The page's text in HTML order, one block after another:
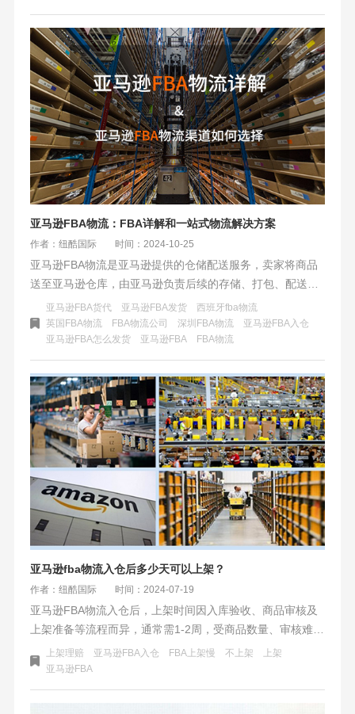
亚马逊FBA物流：FBA详解和一站式物流解决方案
作者：纽酷国际 时间：2024-10-25
亚马逊FBA物流是亚马逊提供的仓储配送服务，卖家将商品
送至亚马逊仓库，由亚马逊负责后续的存储、打包、配送、
客服及退货处理，极大提升了物流效率与客户体验。选择亚
马逊FBA物流渠道时，需要根据货物的特性、市场需求、成
本预算和时效性要求来综合考虑。通过合理的选择，可以优
化物流成本，提高市场竞争力。
亚马逊FBA货代 亚马逊FBA发货
西班牙fba物流
英国FBA物流
FBA物流公司 深圳FBA物流
亚马逊FBA入仓
亚马逊FBA怎么发货
​亚马逊FBA FBA物流
亚马逊fba物流入仓后多少天可以上架？
作者：纽酷国际 时间：2024-07-19
亚马逊FBA物流入仓后，上架时间因入库验收、商品审核及
上架准备等流程而异，通常需1-2周，受商品数量、审核难度
及淡旺季影响。卖家应提前准备、合理规划，并与亚马逊沟
通以加快流程，避免延误。
上架理赔 亚马逊FBA入仓 FBA上架慢 不上架
上架
​亚马逊FBA